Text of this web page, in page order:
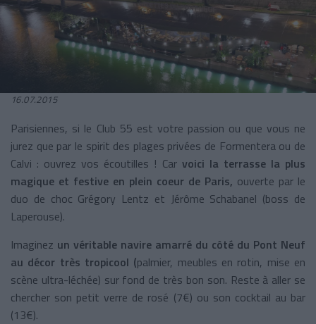
16.07.2015
Parisiennes, si le Club 55 est votre passion ou que vous ne
jurez que par le spirit des plages privées de Formentera ou de
Calvi : ouvrez vos écoutilles ! Car voici la terrasse la plus
magique et festive en plein coeur de Paris, ouverte par le
duo de choc Grégory Lentz et Jérôme Schabanel (boss de
Laperouse).
Imaginez un véritable navire amarré du côté du Pont Neuf
au décor très tropicool (palmier, meubles en rotin, mise en
scène ultra-léchée) sur fond de très bon son. Reste à aller se
chercher son petit verre de rosé (7€) ou son cocktail au bar
(13€).